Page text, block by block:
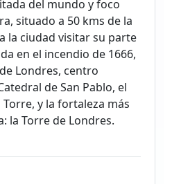
del mundo y foco
situado a 50 kms de la
la ciudad visitar su parte
en el incendio de 1666,
Londres, centro
de San Pablo, el
y la fortaleza más
la Torre de Londres.